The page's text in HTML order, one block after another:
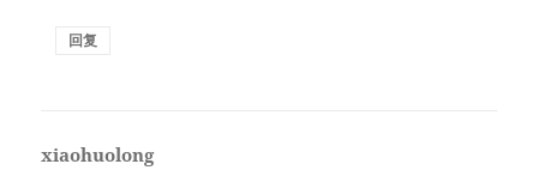
回复
xiaohuolong说